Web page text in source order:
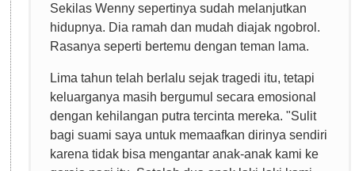
Sekilas Wenny sepertinya sudah melanjutkan
hidupnya. Dia ramah dan mudah diajak ngobrol.
Rasanya seperti bertemu dengan teman lama.
Lima tahun telah berlalu sejak tragedi itu, tetapi
keluarganya masih bergumul secara emosional
dengan kehilangan putra tercinta mereka. "Sulit
bagi suami saya untuk memaafkan dirinya sendiri
karena tidak bisa mengantar anak-anak kami ke